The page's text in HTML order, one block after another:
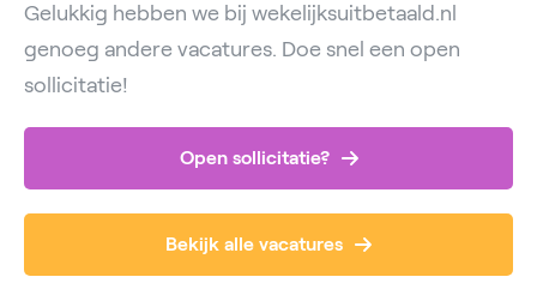
Gelukkig hebben we bij wekelijksuitbetaald.nl
genoeg andere vacatures. Doe snel een open
sollicitatie!
Open sollicitatie?
Bekijk alle vacatures